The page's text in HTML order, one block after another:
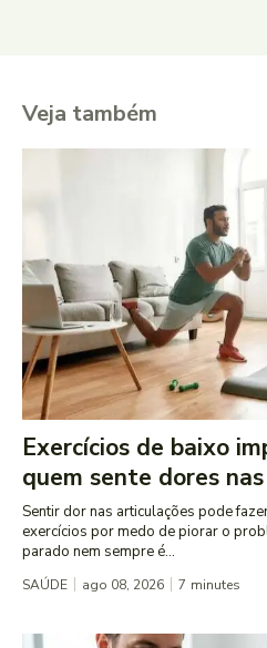
Veja também
Exercícios de baixo
quem sente dores
Sentir dor nas articulações pode
exercícios por medo de piorar o
parado nem sempre é...
SAÚDE ago 08, 2026 7 minutes